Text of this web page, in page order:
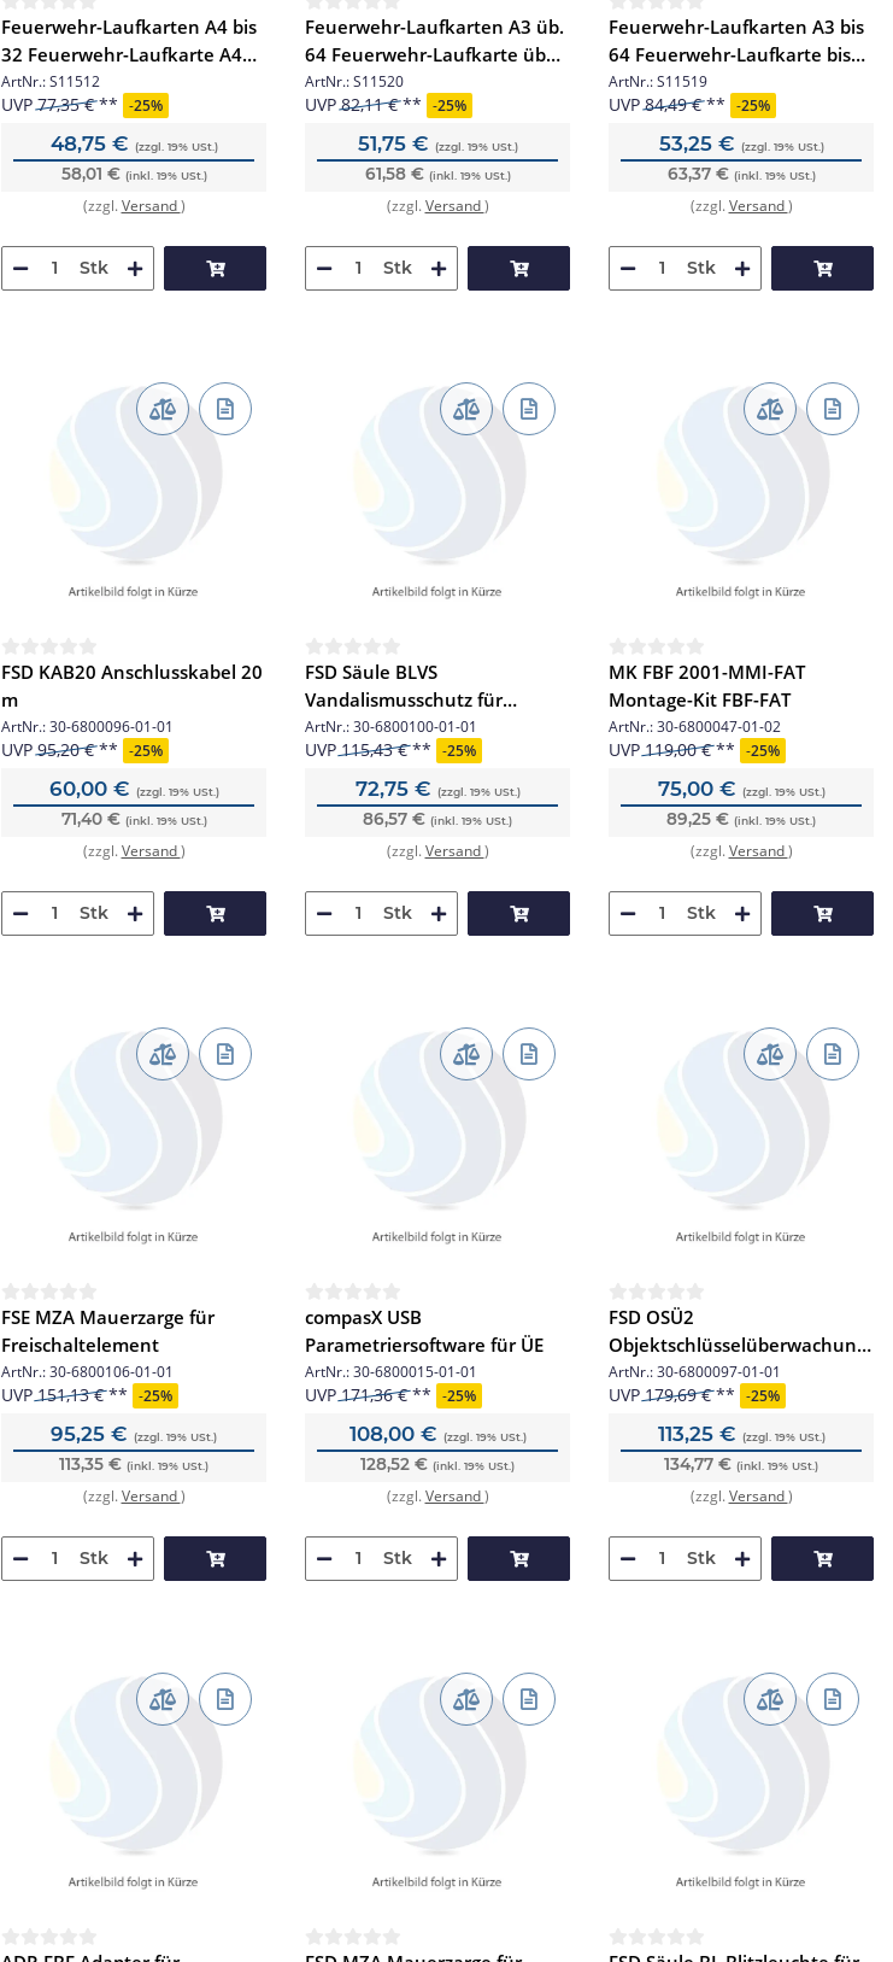
Feuerwehr-Laufkarten A4 bis
32 Feuerwehr-Laufkarte A4
bis 32Stk.
ArtNr.:S11512
UVP77,35 € -25%
48,75 € (zzgl. 19% USt.)
58,01 € (inkl. 19% USt.)
(zzgl.Versand)
Stk
Feuerwehr-Laufkarten A3 üb.
64 Feuerwehr-Laufkarte über
64 Stk.
ArtNr.:S11520
UVP82,11 € -25%
51,75 € (zzgl. 19% USt.)
61,58 € (inkl. 19% USt.)
(zzgl.Versand)
Stk
Feuerwehr-Laufkarten A3 bis
64 Feuerwehr-Laufkarte bis
64 Stk.
ArtNr.:S11519
UVP84,49 € -25%
53,25 € (zzgl. 19% USt.)
63,37 € (inkl. 19% USt.)
(zzgl.Versand)
Stk
FSD KAB20 Anschlusskabel 20
m
ArtNr.:30-6800096-01-01
UVP95,20 € -25%
60,00 € (zzgl. 19% USt.)
71,40 € (inkl. 19% USt.)
(zzgl.Versand)
Stk
FSD Säule BLVS
Vandalismusschutz für
Blitzleuchte
ArtNr.:30-6800100-01-01
UVP 115,43 € -25%
72,75 € (zzgl. 19% USt.)
86,57 € (inkl. 19% USt.)
(zzgl.Versand)
Stk
MK FBF 2001-MMI-FAT
Montage-Kit FBF-FAT
ArtNr.:30-6800047-01-02
UVP 119,00 € -25%
75,00 € (zzgl. 19% USt.)
89,25 € (inkl. 19% USt.)
(zzgl.Versand)
Stk
FSE MZA Mauerzarge für
Freischaltelement
ArtNr.:30-6800106-01-01
UVP 151,13 € -25%
95,25 € (zzgl. 19% USt.)
113,35 € (inkl. 19% USt.)
(zzgl.Versand)
Stk
compasX USB
Parametriersoftware für ÜE
ArtNr.:30-6800015-01-01
UVP 171,36 € -25%
108,00 € (zzgl. 19% USt.)
128,52 € (inkl. 19% USt.)
(zzgl.Versand)
Stk
FSD OSÜ2
Objektschlüsselüberwachung
x2
ArtNr.:30-6800097-01-01
UVP 179,69 € -25%
113,25 € (zzgl. 19% USt.)
134,77 € (inkl. 19% USt.)
(zzgl.Versand)
Stk